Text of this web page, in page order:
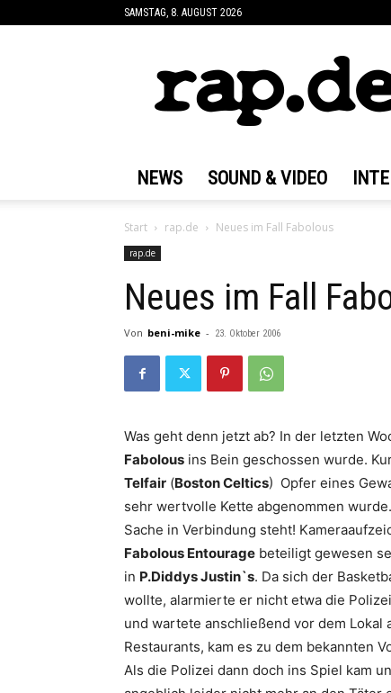
SAMSTAG, 8. AUGUST 2026
NEWS SOUND & VIDEO
Start rap.de Neues im Fall Fabolous
rap.de
Neues im Fall
Von beni-mike - 23. Oktober 2006
Was geht denn jetzt ab? In der letzten
Fabolous ins Bein geschossen wurde.
Telfair (Boston Celtics) Opfer eines
sehr wertvolle Kette abgenommen
Sache in Verbindung steht!
Fabolous Entourage beteiligt gewesen
in P.Diddys Justin`s. Da sich der
wollte, alarmierte er nicht etwa die
und wartete anschließend vor dem Lokal
Restaurants, kam es zu dem bekannten
Als die Polizei dann doch ins Spiel kam